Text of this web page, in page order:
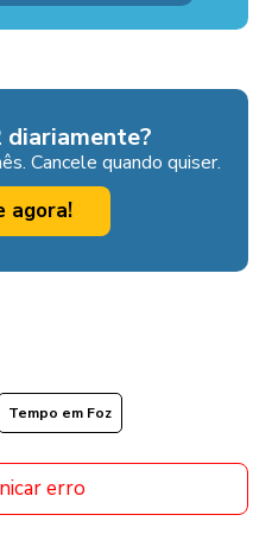
Cancele quando quiser.
agora!
Tempo em Foz
erro